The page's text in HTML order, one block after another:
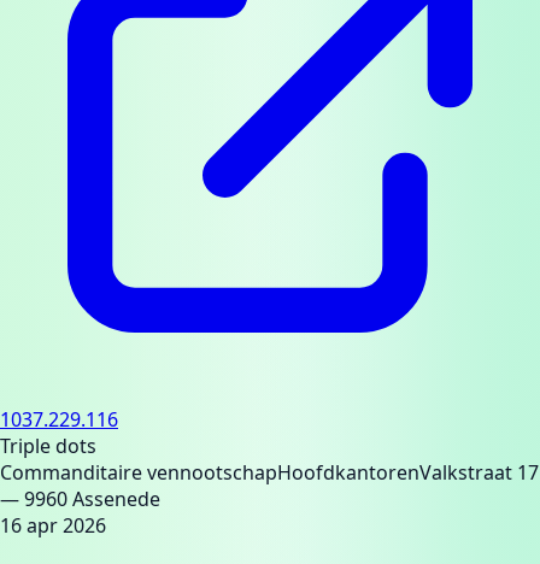
1037.229.116
Triple dots
Commanditaire vennootschapHoofdkantorenValkstraat 17
— 9960 Assenede
16 apr 2026